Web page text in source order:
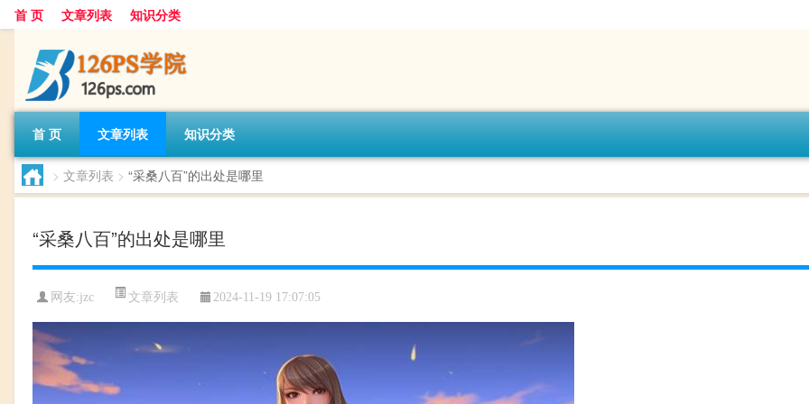
首 页 文章列表 知识分类
首 页 文章列表 知识分类
> 文章列表 > “采桑八百”的出处是哪里
“采桑八百”的出处是哪里
网友:jzc 文章列表 2024-11-19 17:07:05